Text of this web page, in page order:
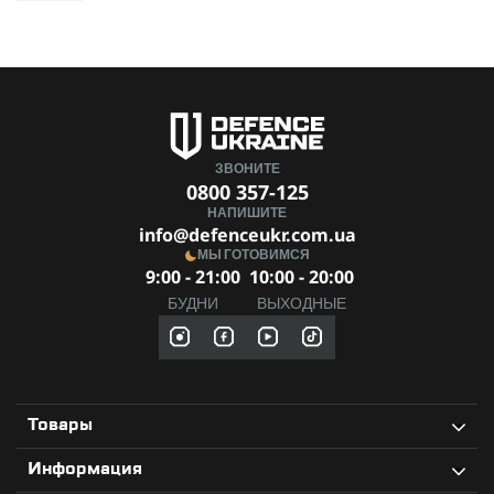
ЗВОНИТЕ
0800 357-125
НАПИШИТЕ
info@defenceukr.com.ua
МЫ ГОТОВИМСЯ
9:00 - 21:00
БУДНИ
10:00 - 20:00
ВЫХОДНЫЕ
Товары
Информация